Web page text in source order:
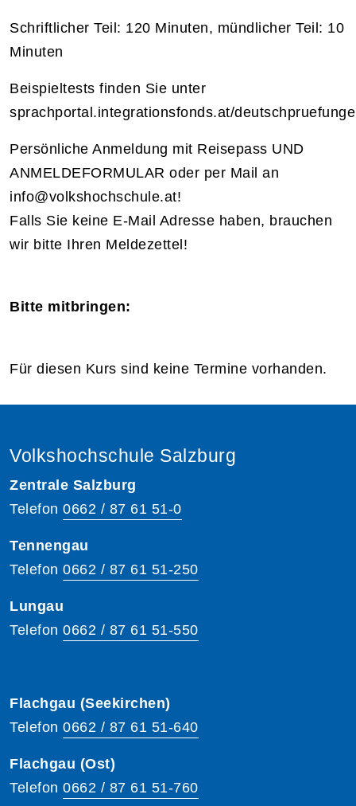
Schriftlicher Teil: 120 Minuten, mündlicher Teil: 10
Minuten
Beispieltests finden Sie unter
sprachportal.integrationsfonds.at/
Persönliche Anmeldung mit Reisepass UND
ANMELDEFORMULAR oder per Mail an
info@volkshochschule.at!
Falls Sie keine E-Mail Adresse haben, brauchen
wir bitte Ihren Meldezettel!
Bitte mitbringen:
Für diesen Kurs sind keine Termine vorhanden.
Volkshochschule Salzburg
Zentrale Salzburg
Telefon 0662 / 87 61 51-0
Tennengau
Telefon 0662 / 87 61 51-250
Lungau
Telefon 0662 / 87 61 51-550
Flachgau (Seekirchen)
Telefon 0662 / 87 61 51-640
Flachgau (Ost)
Telefon 0662 / 87 61 51-760